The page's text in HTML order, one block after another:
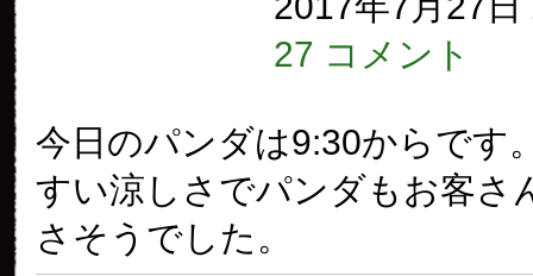
27 コメント
今日のパンダは9:30からです
すい涼しさでパンダもお客さ
さそうでした。